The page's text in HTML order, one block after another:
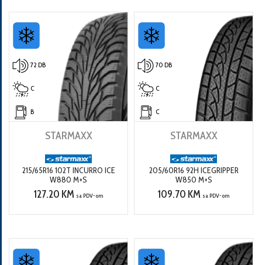
72 DB
C
B
STARMAXX
215/65R16 102T INCURRO ICE
W880 M+S
127.20 KM sa PDV-om
70 DB
C
C
STARMAXX
205/60R16 92H ICEGRIPPER
W850 M+S
109.70 KM sa PDV-om